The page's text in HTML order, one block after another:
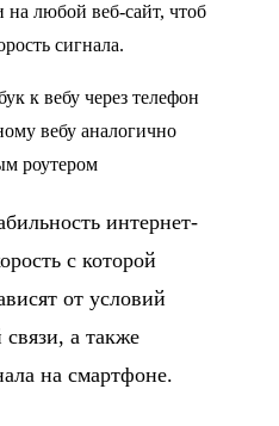
на любой веб-сайт, чтоб
сигнала.
вебу аналогично
роутером
интернет-
с которой
от условий
а также
на смартфоне.